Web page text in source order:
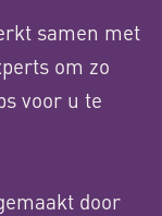
samen met
om zo
voor u te
door